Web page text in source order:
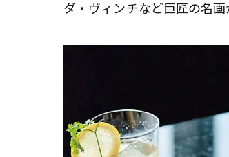
ダ・ヴィンチなど巨匠の名画